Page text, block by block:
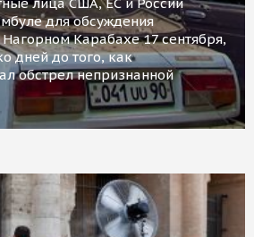
для обсуждения
Нагорном Карабахе 17 сентября,
дней до того, как
обстрел непризнанной